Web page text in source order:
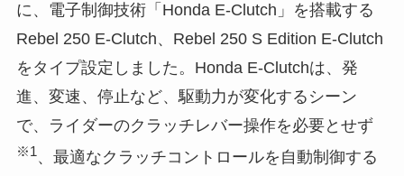
に、電子制御技術「Honda E-Clutch」を搭載する
Rebel 250 E-Clutch、Rebel 250 S Edition E-Clutch
をタイプ設定しました。Honda E-Clutchは、発
進、変速、停止など、駆動力が変化するシーン
で、ライダーのクラッチレバー操作を必要とせず
※1、最適なクラッチコントロールを自動制御する